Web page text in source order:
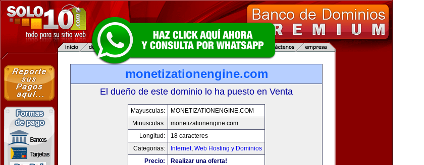
monetizationengine.com
El dueño de este dominio lo ha puesto en Venta
Mayusculas:
MONETIZATIONENGINE.COM
Minusculas:
monetizationengine.com
Longitud:
18 caracteres
Categorias:
Internet, Web Hosting y Dominios
Precio:
Realizar una oferta!